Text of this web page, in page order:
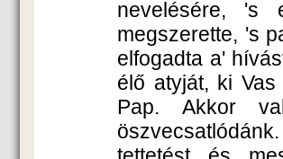
nevelésére, 's
megszerette, 's
elfogadta a'
élő atyját, ki
Pap. Akkor